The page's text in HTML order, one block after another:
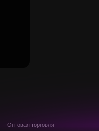
Оптовая торговля